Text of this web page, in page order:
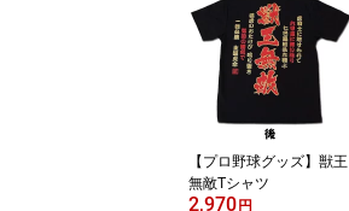
【プロ野球グッズ】獣王
無敵Tシャツ
2,970円